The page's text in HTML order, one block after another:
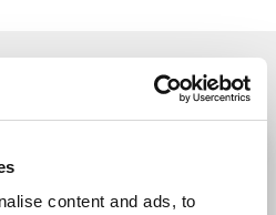
content and ads, to
fai decollare il tuo sito con